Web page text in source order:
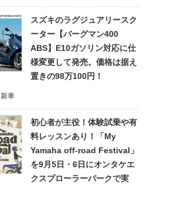
スズキのラグジュアリースク
ーター【バーグマン400
ABS】E10ガソリン対応に仕
様変更して発売。価格は据え
置きの98万100円！
新車
初心者が主役！体験試乗や有
料レッスンあり！「My
Yamaha off-road Festival」
を9月5日・6日にオンタケエ
クスプローラーパークで実